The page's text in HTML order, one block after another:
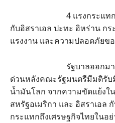
4 แรงกระแทกจากส
กับอิสราเอล ปะทะ อิหร่าน ก
แรงงาน และความปลอดภัยข
รัฐบาลออกมาตรกา
ด่วนหลังคณะรัฐมนตรีมีมติรั
น้ำมันโลก จากความขัดแย้งใ
สหรัฐอเมริกา และ อิสราเอล
กระแทกถึงเศรษฐกิจไทยในอ